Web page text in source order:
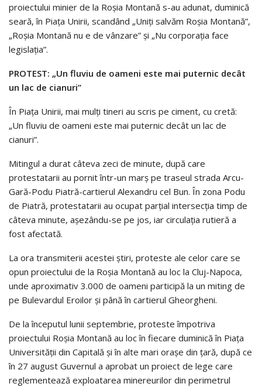
proiectului minier de la Roşia Montană s-au adunat, duminică
seară, în Piaţa Unirii, scandând „Uniţi salvăm Roşia Montană”,
„Roşia Montană nu e de vânzare” şi „Nu corporaţia face
legislaţia”.
PROTEST: „Un fluviu de oameni este mai puternic decât
un lac de cianuri”
În Piaţa Unirii, mai mulţi tineri au scris pe ciment, cu cretă:
„Un fluviu de oameni este mai puternic decât un lac de
cianuri”.
Mitingul a durat câteva zeci de minute, după care
protestatarii au pornit într-un marş pe traseul strada Arcu-
Gară-Podu Piatră-cartierul Alexandru cel Bun. În zona Podu
de Piatră, protestatarii au ocupat parţial intersecţia timp de
câteva minute, aşezându-se pe jos, iar circulaţia rutieră a
fost afectată.
La ora transmiterii acestei ştiri, proteste ale celor care se
opun proiectului de la Roşia Montană au loc la Cluj-Napoca,
unde aproximativ 3.000 de oameni participă la un miting de
pe Bulevardul Eroilor şi până în cartierul Gheorgheni.
De la începutul lunii septembrie, proteste împotriva
proiectului Roşia Montană au loc în fiecare duminică în Piaţa
Universităţii din Capitală şi în alte mari oraşe din ţară, după ce
în 27 august Guvernul a aprobat un proiect de lege care
reglementează exploatarea minereurilor din perimetrul